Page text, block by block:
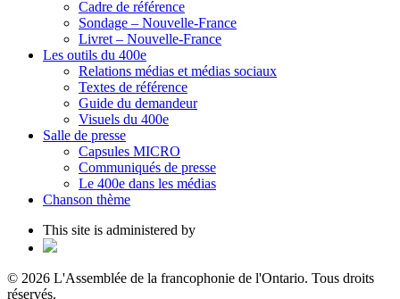
Cadre de référence
Sondage – Nouvelle-France
Livret – Nouvelle-France
Les outils du 400e
Relations médias et médias sociaux
Textes de référence
Guide du demandeur
Visuels du 400e
Salle de presse
Capsules MICRO
Communiqués de presse
Le 400e dans les médias
Chanson thème
This site is administered by
© 2026 L'Assemblée de la francophonie de l'Ontario. Tous droits
réservés.